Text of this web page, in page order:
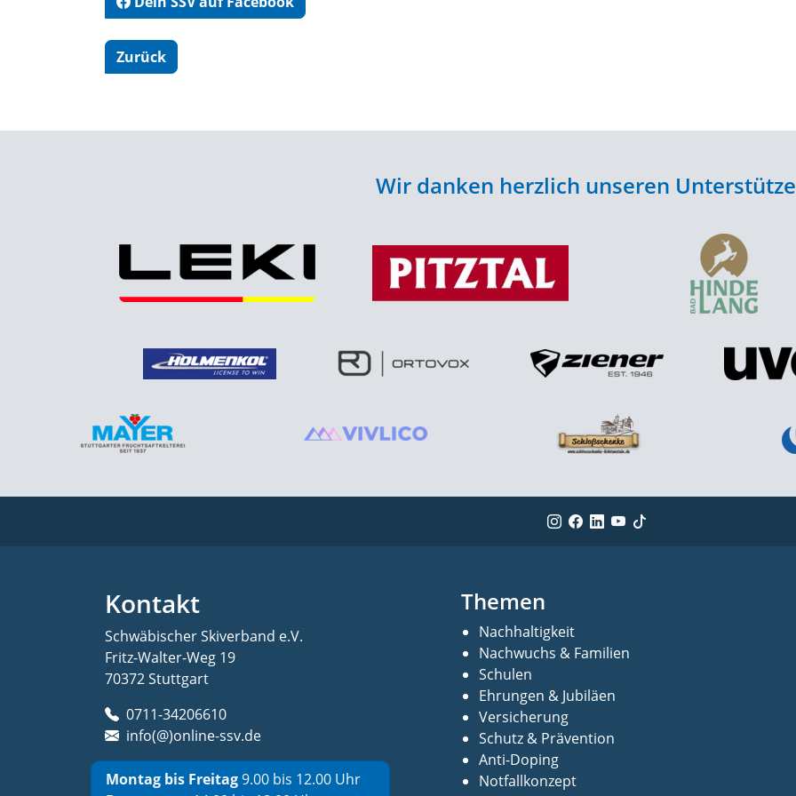
Zurück
Wir danken herzlich unseren
Kontakt
Schwäbischer Skiverband e.V.
Fritz-Walter-Weg 19
70372 Stuttgart
0711-34206610
info(@)online-ssv.de
Montag bis Freitag9.00 bis 12.00 Uhr
Themen
Nachhaltigkeit
Nachwuchs & Familien
Schulen
Ehrungen & Jubiläen
Versicherung
Schutz & Prävention
Anti-Doping
Notfallkonzept